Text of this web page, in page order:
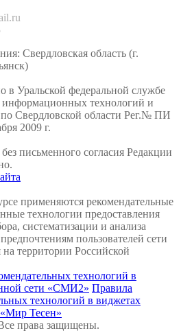
Свердловская область (г.
в Уральской федеральной службе
информационных технологий и
Свердловской области Рег.№ ПИ
2009 г.
письменного согласия Редакции
применяются рекомендательные
технологии предоставления
систематизации и анализа
пользователей сети
территории Российской
технологий в
сети «СМИ2» Правила
технологий в виджетах
Тесен»
права защищены.